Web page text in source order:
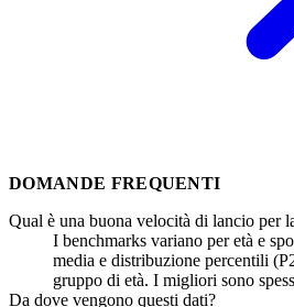
DOMANDE FREQUENTI
Qual è una buona velocità di lancio per
I benchmarks variano per età e
media e distribuzione percentili
gruppo di età. I migliori sono
Da dove vengono questi dati?